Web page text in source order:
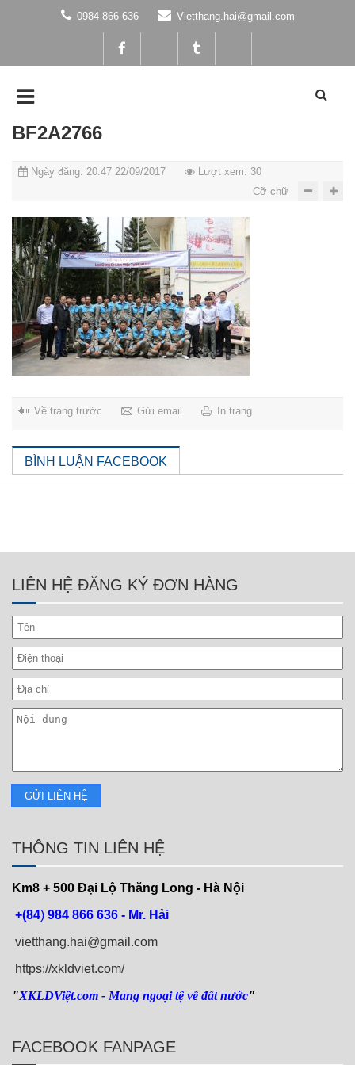
0984 866 636 Vietthang.hai@gmail.com
BF2A2766
Ngày đăng: 20:47 22/09/2017
Lượt xem: 30
Cỡ chữ
Về trang trước Gửi email In trang
BÌNH LUẬN FACEBOOK
LIÊN HỆ ĐĂNG KÝ ĐƠN HÀNG
THÔNG TIN LIÊN HỆ
Km8 + 500 Đại Lộ Thăng Long - Hà Nội
+(84) 984 866 636 - Mr. Hải
vietthang.hai@gmail.com
https://xkldviet.com/
"XKLDViệt.com - Mang ngoại tệ về đất nước"
FACEBOOK FANPAGE